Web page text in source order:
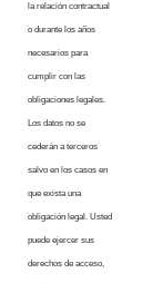
la relación contractual
o durante los años
necesarios para
cumplir con las
obligaciones legales.
Los datos no se
cederán a terceros
salvo en los casos en
que exista una
obligación legal. Usted
puede ejercer sus
derechos de acceso,